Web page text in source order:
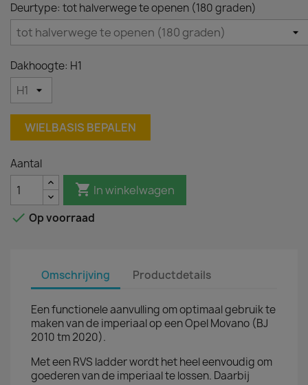
Deurtype: tot halverwege te openen (180 graden)
Dakhoogte: H1
WIELBASIS BEPALEN
Aantal
 In winkelwagen
 Op voorraad
Omschrijving Productdetails
Een functionele aanvulling om optimaal gebruik te
maken van de imperiaal op een Opel Movano (BJ
2010 tm 2020).
Met een RVS ladder wordt het heel eenvoudig om
goederen van de imperiaal te lossen. Daarbij